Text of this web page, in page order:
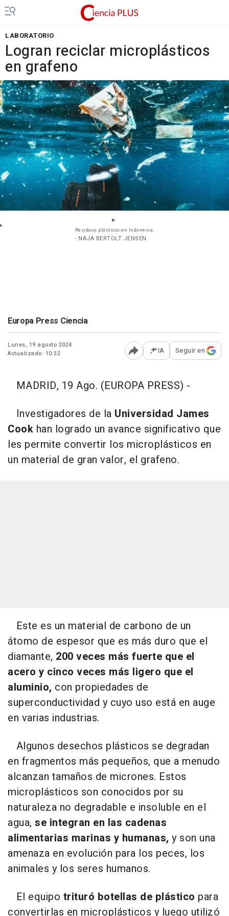
LABORATORIO
Logran reciclar microplásticos
en grafeno
Residuos plásticos en Indonesia.
- NAJA BERTOLT JENSEN
Europa Press Ciencia
Lunes, 19 agosto 2024
Actualizado: 10:32
Abrir opciones para
IA Seguir en
MADRID, 19 Ago. (EUROPA PRESS) -
Investigadores de la Universidad James
Cook han logrado un avance significativo que
les permite convertir los microplásticos en
un material de gran valor, el grafeno.
Este es un material de carbono de un
átomo de espesor que es más duro que el
diamante, 200 veces más fuerte que el
acero y cinco veces más ligero que el
aluminio, con propiedades de
superconductividad y cuyo uso está en auge
en varias industrias.
Algunos desechos plásticos se degradan
en fragmentos más pequeños, que a menudo
alcanzan tamaños de micrones. Estos
microplásticos son conocidos por su
naturaleza no degradable e insoluble en el
agua, se integran en las cadenas
alimentarias marinas y humanas, y son una
amenaza en evolución para los peces, los
animales y los seres humanos.
El equipo trituró botellas de plástico para
convertirlas en microplásticos y luego utilizó